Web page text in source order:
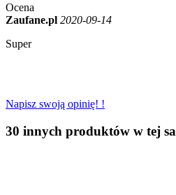
Ocena
Zaufane.pl 2020-09-14
Super
Napisz swoją opinię! !
30 innych produktów w tej